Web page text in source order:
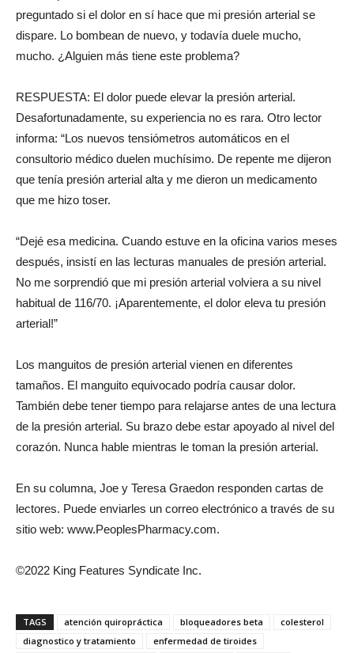
preguntado si el dolor en sí hace que mi presión arterial se
dispare. Lo bombean de nuevo, y todavía duele mucho,
mucho. ¿Alguien más tiene este problema?
RESPUESTA: El dolor puede elevar la presión arterial.
Desafortunadamente, su experiencia no es rara. Otro lector
informa: “Los nuevos tensiómetros automáticos en el
consultorio médico duelen muchísimo. De repente me dijeron
que tenía presión arterial alta y me dieron un medicamento
que me hizo toser.
“Dejé esa medicina. Cuando estuve en la oficina varios meses
después, insistí en las lecturas manuales de presión arterial.
No me sorprendió que mi presión arterial volviera a su nivel
habitual de 116/70. ¡Aparentemente, el dolor eleva tu presión
arterial!”
Los manguitos de presión arterial vienen en diferentes
tamaños. El manguito equivocado podría causar dolor.
También debe tener tiempo para relajarse antes de una lectura
de la presión arterial. Su brazo debe estar apoyado al nivel del
corazón. Nunca hable mientras le toman la presión arterial.
En su columna, Joe y Teresa Graedon responden cartas de
lectores. Puede enviarles un correo electrónico a través de su
sitio web: www.PeoplesPharmacy.com.
©2022 King Features Syndicate Inc.
TAGS atención quiropráctica bloqueadores beta
colesterol
diagnostico y tratamiento
enfermedad de tiroides